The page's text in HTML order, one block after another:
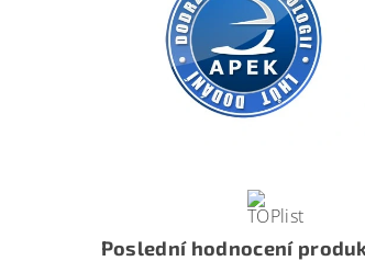
Poslední hodnocení